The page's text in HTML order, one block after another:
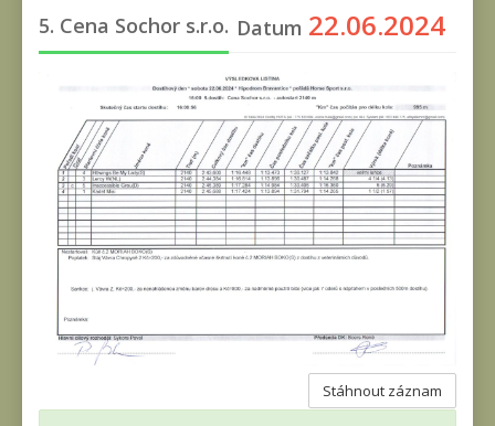
5. Cena Sochor s.r.o. Datum 22.06.2024
Stáhnout záznam